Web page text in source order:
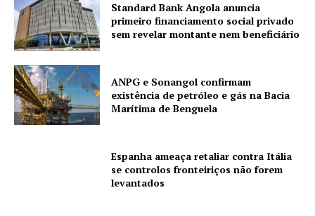
Standard Bank Angola anuncia
primeiro financiamento social privado
sem revelar montante nem beneficiário
ANPG e Sonangol confirmam
existência de petróleo e gás na Bacia
Marítima de Benguela
Espanha ameaça retaliar contra Itália
se controlos fronteiriços não forem
levantados